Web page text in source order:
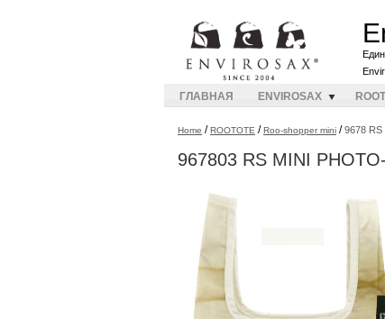
ГЛАВНАЯ ENVIROSAX
Home /ROOTOTE /Roo-shopper mini /9678
967803 RS MINI